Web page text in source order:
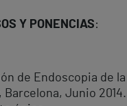
Y PONENCIAS:
de Endoscopia de
Barcelona, Junio